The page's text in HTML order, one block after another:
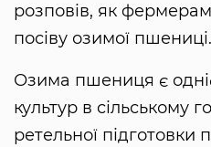
розповів, як
посіву озимої пшениці.
Озима пшениця є
культур в сільському
ретельної підготовки